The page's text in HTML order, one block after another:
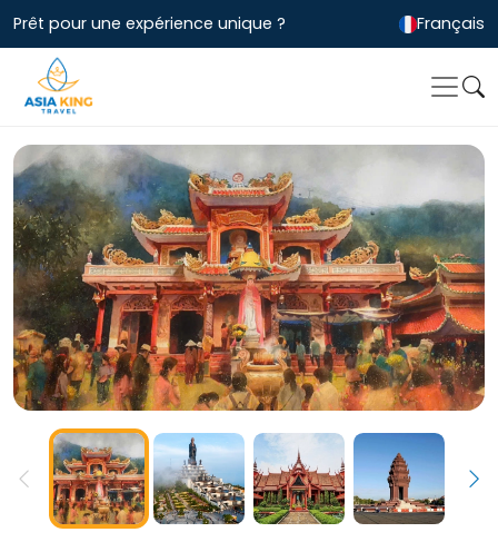
Prêt pour une expérience unique ? Français